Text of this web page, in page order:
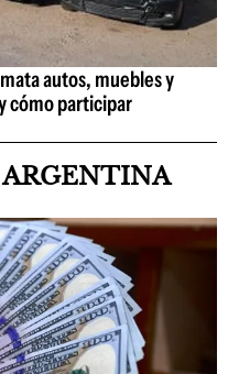
autos, muebles y
cómo participar